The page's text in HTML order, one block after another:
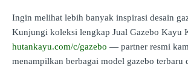
Ingin melihat lebih banyak inspirasi desain
Kunjungi koleksi lengkap Jual Gazebo Kayu
hutankayu.com/c/gazebo — partner resmi
menampilkan berbagai model gazebo terbaru